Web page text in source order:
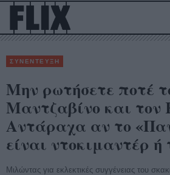
ΣΥΝΕΝΤΕΥΞΗ
Μην ρωτήσετε ποτέ
Μαντζαβίνο και
Αντάραχα αν το
είναι ντοκιμαντέρ ή
Μιλώντας για εκλεκτικές συγγένειας του